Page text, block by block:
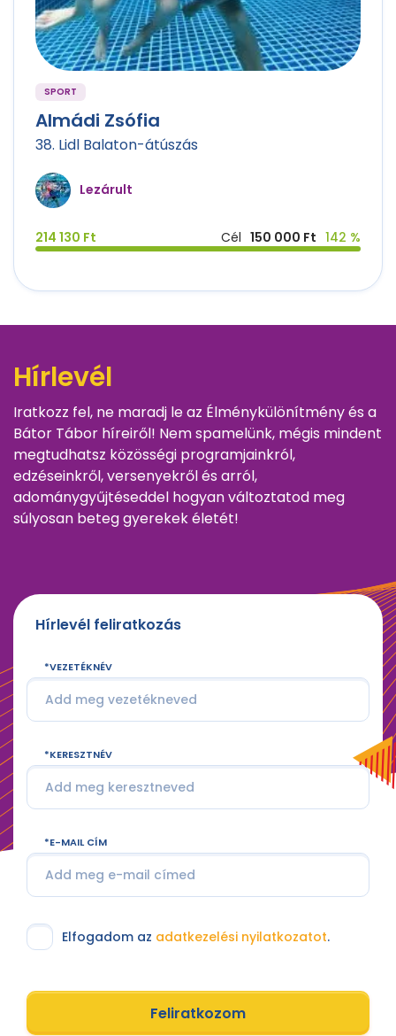
SPORT
Almádi Zsófia
38. Lidl Balaton-átúszás
Lezárult
214 130 Ft Cél 150 000 Ft 142 %
Hírlevél
Iratkozz fel, ne maradj le az Élménykülönítmény és a
Bátor Tábor híreiről! Nem spamelünk, mégis mindent
megtudhatsz közösségi programjainkról,
edzéseinkről, versenyekről és arról,
adománygyűjtéseddel hogyan változtatod meg
súlyosan beteg gyerekek életét!
Hírlevél feliratkozás
VEZETÉKNÉV
KERESZTNÉV
E-MAIL CÍM
Elfogadom az adatkezelési nyilatkozatot.
Feliratkozom